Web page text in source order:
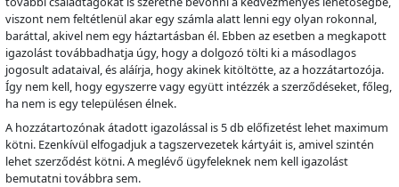
viszont nem feltétlenül akar egy számla alatt lenni egy olyan rokonnal,
baráttal, akivel nem egy háztartásban él. Ebben az esetben a megkapott
igazolást továbbadhatja úgy, hogy a dolgozó tölti ki a másodlagos
jogosult adataival, és aláírja, hogy akinek kitöltötte, az a hozzátartozója.
Így nem kell, hogy egyszerre vagy együtt intézzék a szerződéseket, főleg,
ha nem is egy településen élnek.
A hozzátartozónak átadott igazolással is 5 db előfizetést lehet maximum
kötni. Ezenkívül elfogadjuk a tagszervezetek kártyáit is, amivel szintén
lehet szerződést kötni. A meglévő ügyfeleknek nem kell igazolást
bemutatni továbbra sem.